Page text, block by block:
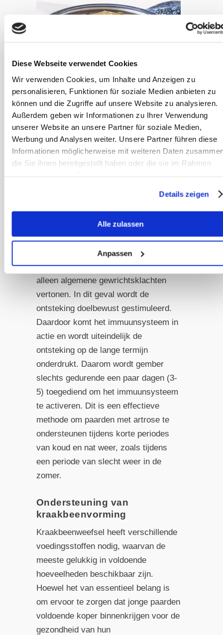
Diese Webseite verwendet Cookies
Wir verwenden Cookies, um Inhalte und Anzeigen zu
personalisieren, Funktionen für soziale Medien anbieten zu
können und die Zugriffe auf unsere Website zu analysieren.
Außerdem geben wir Informationen zu Ihrer Verwendung
unserer Website an unsere Partner für soziale Medien,
Werbung und Analysen weiter. Unsere Partner führen diese
Informationen möglicherweise mit weiteren Daten
die Sie ihnen bereitgestellt haben oder die sie im Rahmen
Details zeigen
Alle zulassen
Anpassen
OKAPI Duivelsklauw © OKAPI
Let wel op bij paarden met
maagzweren: zij mogen geen
duivelsklauw bovendien nooit met
gember. Het werkingsmechanisme
behelst het verhogen van
ontstekingsreacties.
Het wordt gebruikt wanneer paarden
alleen algemene gewrichtsklachten
vertonen. In dit geval wordt de
ontsteking doelbewust gestimuleerd.
Daardoor komt het immuunsysteem in
actie en wordt uiteindelijk de
ontsteking op de lange termijn
onderdrukt. Daarom wordt gember
slechts gedurende een paar dagen (3-
5) toegediend om het immuunsysteem
te activeren. Dit is een effectieve
methode om paarden met artrose te
ondersteunen tijdens korte periodes
van koud en nat weer, zoals tijdens
een periode van slecht weer in de
zomer.
Ondersteuning van
kraakbeenvorming
Kraakbeenweefsel heeft verschillende
voedingsstoffen nodig, waarvan de
meeste gelukkig in voldoende
hoeveelheden beschikbaar zijn.
Hoewel het van essentieel belang is
om ervoor te zorgen dat jonge paarden
voldoende koper binnenkrijgen voor de
gezondheid van hun